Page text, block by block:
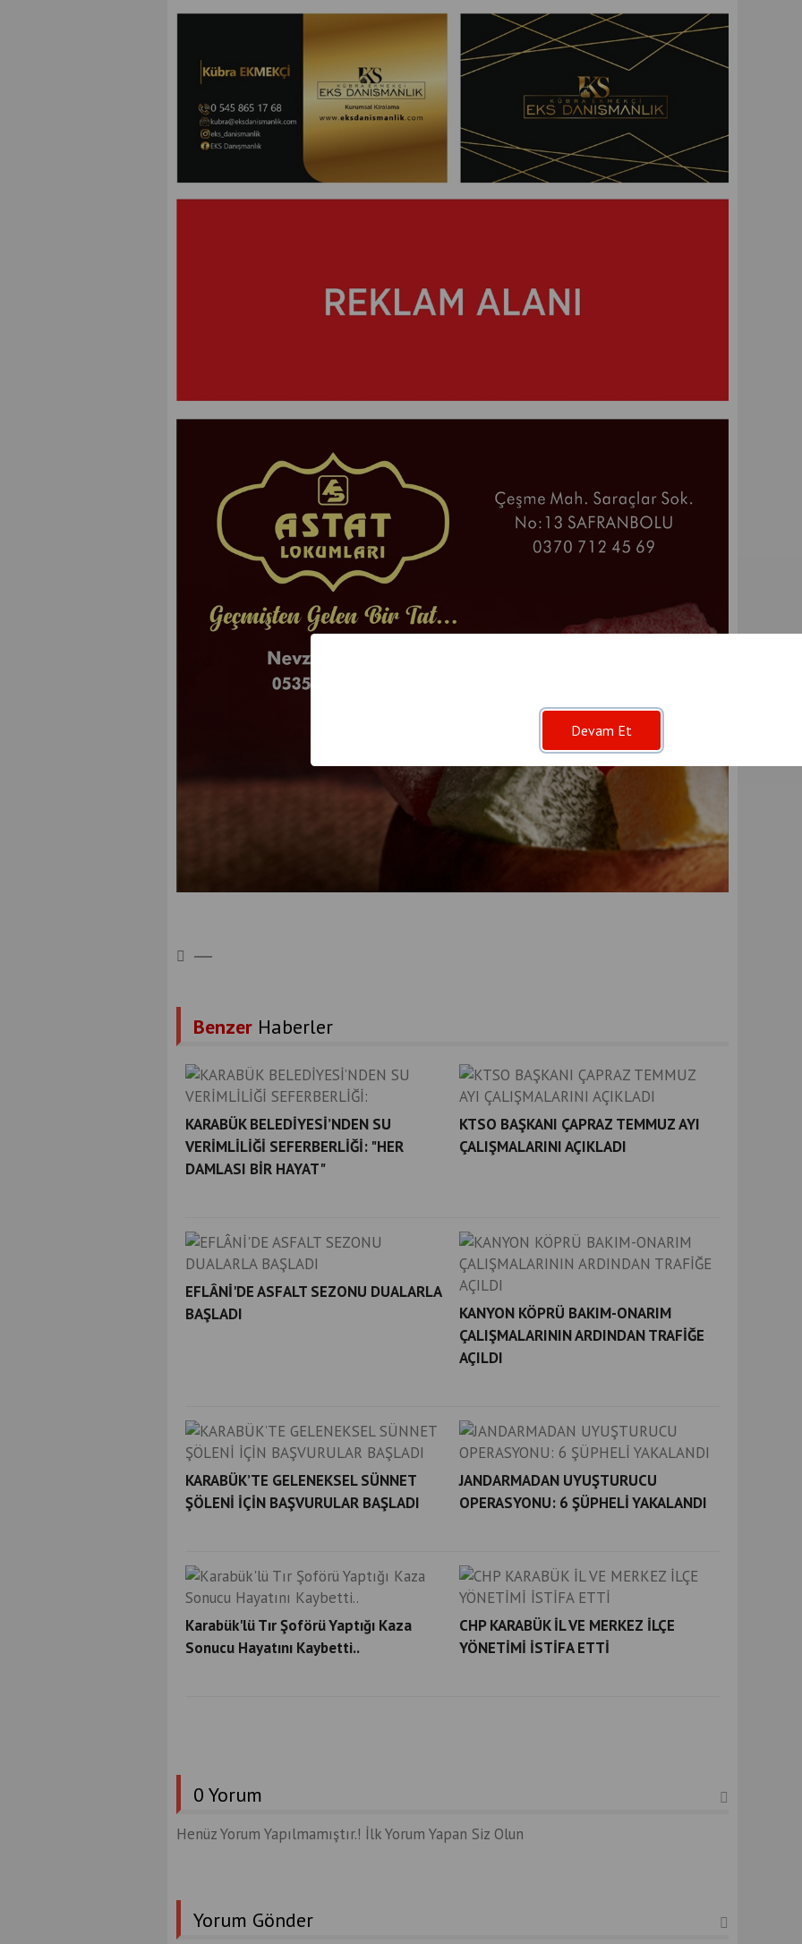
Benzer Haberler
KARABÜK BELEDİYESİ’NDEN SU
VERİMLİLİĞİ SEFERBERLİĞİ: "HER
DAMLASI BİR HAYAT"
KTSO BAŞKANI ÇAPRAZ TEMMUZ AYI
ÇALIŞMALARINI AÇIKLADI
EFLÂNİ'DE ASFALT SEZONU DUALARLA
BAŞLADI
KANYON KÖPRÜ BAKIM-ONARIM
ÇALIŞMALARININ ARDINDAN TRAFİĞE
AÇILDI
KARABÜK’TE GELENEKSEL SÜNNET
ŞÖLENİ İÇİN BAŞVURULAR BAŞLADI
JANDARMADAN UYUŞTURUCU
OPERASYONU: 6 ŞÜPHELİ YAKALANDI
Karabük'lü Tır Şoförü Yaptığı Kaza
Sonucu Hayatını Kaybetti..
CHP KARABÜK İL VE MERKEZ İLÇE
YÖNETİMİ İSTİFA ETTİ
0 Yorum
Henüz Yorum Yapılmamıştır.! İlk Yorum Yapan Siz Olun
Yorum Gönder
Devam Et